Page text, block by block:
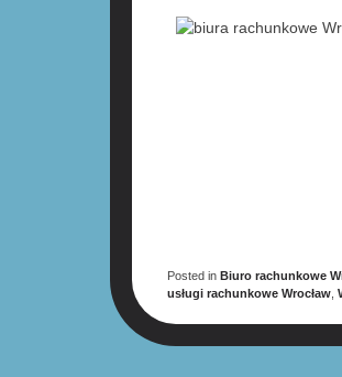
Posted inBiuro rachunkowe
usługi rachunkowe Wrocław ,